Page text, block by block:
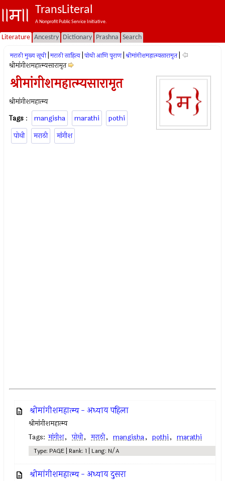
TransLiteral
A Nonprofit Public Service Initiative.
Literature Ancestry Dictionary Prashna Search
मराठी मुख्य सूची मराठी साहित्य पोथी आणि पुराण श्रीमांगीशमहात्म्यसारामृत
श्रीमांगीशमहात्म्यसारामृत
श्रीमांगीशमहात्म्यसारामृत
श्रीमांगीशमहात्म्य
Tags : mangisha marathi
pothi
पोथी
मराठी मांगीश
श्रीमांगीशमहात्म्य - अध्याय पहिला
श्रीमांगीशमहात्म्य
Tags: मांगीश, पोथी, मराठी, mangisha, pothi, marathi
Type: PAGE | Rank: 1 | Lang: N/A
श्रीमांगीशमहात्म्य - अध्याय दुसरा